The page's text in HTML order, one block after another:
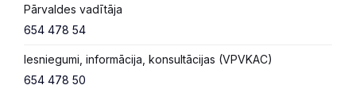
Pārvaldes vadītāja
654 478 54
Iesniegumi, informācija, konsultācijas (VPVKAC)
654 478 50